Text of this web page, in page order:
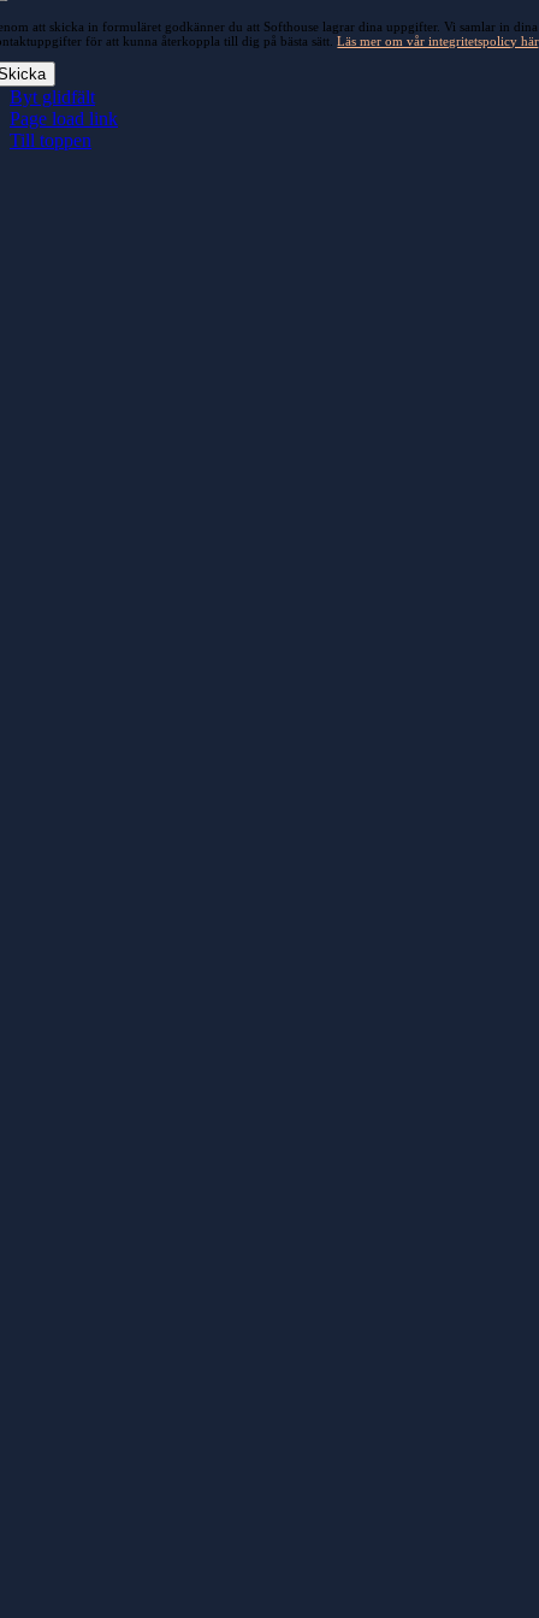
att skicka in formuläret godkänner du att Softhouse lagrar dina uppgifter. Vi samlar in dina
för att kunna återkoppla till dig på bästa sätt.Läs mer om vår integritetspolicy här
Byt glidfält
Page load link
Till toppen